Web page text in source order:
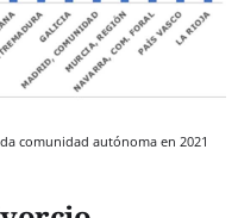
comunidad autónoma en 2021